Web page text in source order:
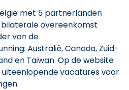
met 5 partnerlanden
overeenkomst
van de
Australië, Canada, Zuid-
en Taiwan. Op de website
uiteenlopende vacatures voor